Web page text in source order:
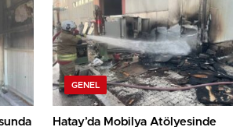
GENEL
Hatay’da Mobilya Atölyesinde